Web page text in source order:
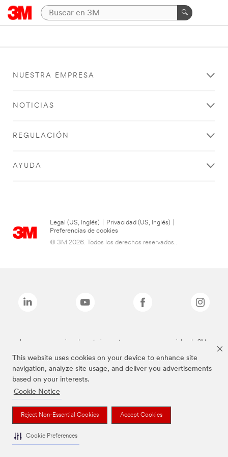
This website uses cookies on your device to enhance site
navigation, analyze site usage, and deliver you advertisements
based on your interests.
Cookie Notice
Reject Non-Essential Cookies Accept Cookies
Cookie Preferences
NUESTRA EMPRESA
NOTICIAS
REGULACIÓN
AYUDA
Legal (US, Inglés) Privacidad (US, Inglés)
Preferencias de cookies
© 3M 2026. Todos los derechos reservados..
Las marcas mencionadas anteriormente son marcas comerciales de 3M.